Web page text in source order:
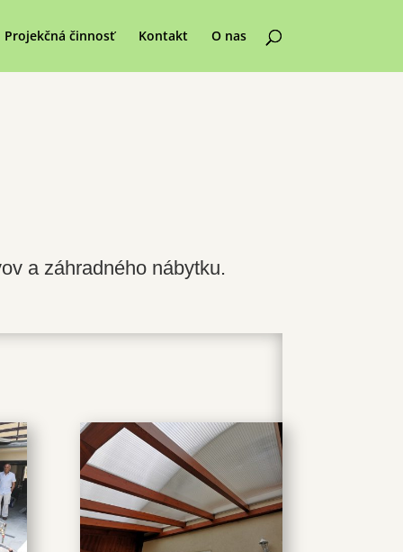
Projekčná činnosť Kontakt O nas
a záhradného nábytku.